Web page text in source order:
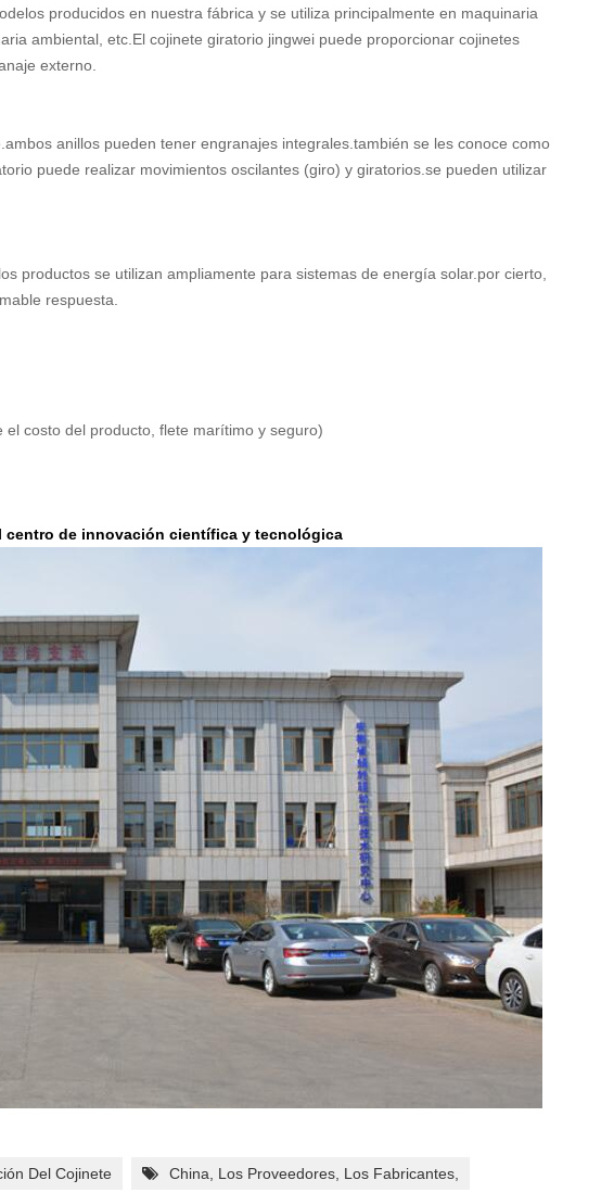
producidos en nuestra fábrica y se utiliza principalmente en maquinaria
ambiental, etc.El cojinete giratorio jingwei puede proporcionar cojinetes
externo.
anillos pueden tener engranajes integrales.también se les conoce como
puede realizar movimientos oscilantes (giro) y giratorios.se pueden utilizar
productos se utilizan ampliamente para sistemas de energía solar.por cierto,
respuesta.
costo del producto, flete marítimo y seguro)
centro de innovación científica y tecnológica
Del Cojinete China, Los Proveedores, Los Fabricantes,